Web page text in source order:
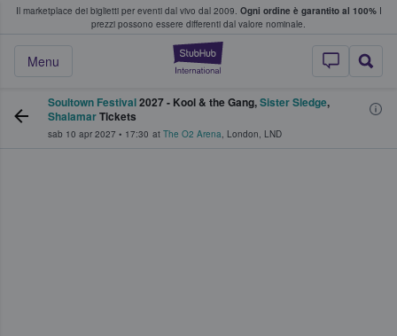
Il marketplace dei biglietti per eventi dal vivo dal 2009. Ogni ordine è garantito al 100%I
prezzi possono essere differenti dal valore nominale.
StubHub - Dove
Menu
fan comprano e vendono biglietti
Soultown Festival2027 - Kool & the Gang,Sister Sledge,
ShalamarTickets
sab 10 apr 2027 • 17:30 at The O2 Arena, London, LND